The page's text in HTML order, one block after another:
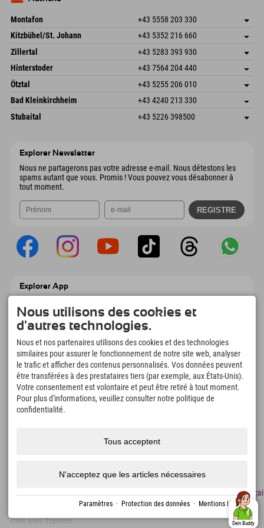
Montafon +43 5558 203 330
Dorfstr. 127b
6793 Gaschurn/Montafon
Autriche
Enregistrer l'adresse
Réservation
Kitzbühel/St. Johann +43 5352 216 660
Speckbacherstraße 87
6380 St. Johann in Tirol
Autriche
Enregistrer l'adresse
Informations d'arrivée
Réservation
Zillertal +43 5283 393 930
Schmiedau 2
Autriche
Enregistrer l'adresse
Réservation
Hinterstoder +43 7564 204 440
Freizeitpark 10
4573 Hinterstoder
Autriche
Enregistrer l'adresse
Informations d'arrivée
Réservation
Ötztal +43 5255 206 010
Gscheat 14
Autriche
Enregistrer l'adresse
Réservation
Bad Kleinkirchheim +43 4240 213 330
Dorfstraße 24
9546 Bad Kleinkirchheim
Enregistrer l'adresse
Informations d'arrivée
Stubaital +43 5226 398500
Explorer Newsletter
Nous ne partagerons pas votre adresse e-mail. Nous détestons les
spams autant que vous. Promis ! Vous pouvez vous désabonner à
tout moment.
Explorer App
Explorer à emporter avec aperçu de vos
réservations, liste de choses à faire, aperçu
des restaurants et bien plus encore.
Téléchargez-le maintenant !
L'heure des moments d'exploration
166
Lacs de montagne et
piscines d'aventure
4.634 km
Pistes de ski et de
Sentiers de randonnée et
Mentions Protection Accessibilité presse Certificats
de
Emplois
Créé avec Tramino Dein Buddy
Nous utilisons des cookies et
d'autres technologies.
Nous et nos partenaires utilisons des cookies et des technologies
similaires pour assurer le fonctionnement de notre site web, analyser
le trafic et afficher des contenus personnalisés. Vos données peuvent
être transférées à des prestataires tiers (par exemple, aux États-Unis).
Votre consentement est volontaire et peut être retiré à tout moment.
Pour plus d'informations, veuillez consulter notre politique de
confidentialité.
Tous acceptent
N'acceptez que les articles nécessaires
Paramètres · Protection des données · Mentions légales